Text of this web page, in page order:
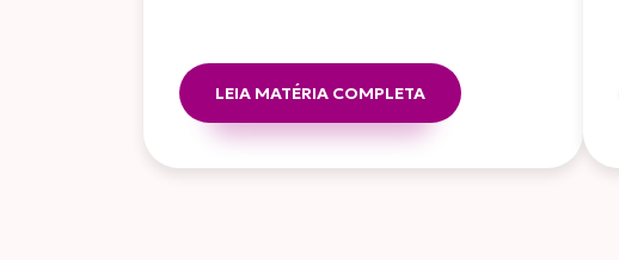
LEIA MATÉRIA COMPLETA